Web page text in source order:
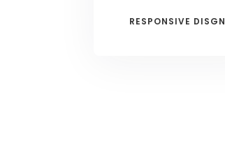
RESPONSIVE DISGN